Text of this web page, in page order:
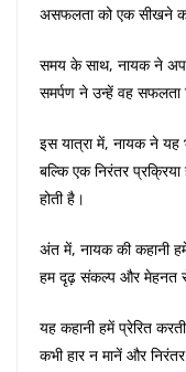
असफलता को एक सीखने
समय के साथ, नायक ने
समर्पण ने उन्हें वह सफलता
इस यात्रा में, नायक ने
बल्कि एक निरंतर
होती है।
अंत में, नायक की कहानी
हम दृढ़ संकल्प और मेहनत
यह कहानी हमें प्रेरित
कभी हार न मानें और